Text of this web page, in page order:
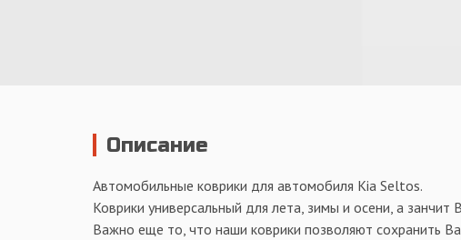
Описание
Автомобильные коврики для автомобиля Kia Seltos.
Коврики универсальный для лета, зимы и осени, а
Важно еще то, что наши коврики позволяют сохранить